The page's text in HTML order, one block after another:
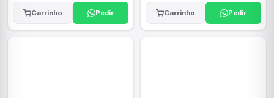
Carrinho Pedir Carrinho Pedir